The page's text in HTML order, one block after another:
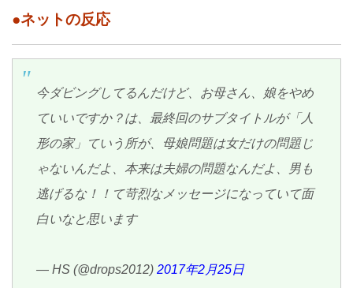
●ネットの反応
今ダビングしてるんだけど、お母さん、娘をやめ
ていいですか？は、最終回のサブタイトルが「人
形の家」ていう所が、母娘問題は女だけの問題じ
ゃないんだよ、本来は夫婦の問題なんだよ、男も
逃げるな！！て苛烈なメッセージになっていて面
白いなと思います
— HS (@drops2012) 2017年2月25日